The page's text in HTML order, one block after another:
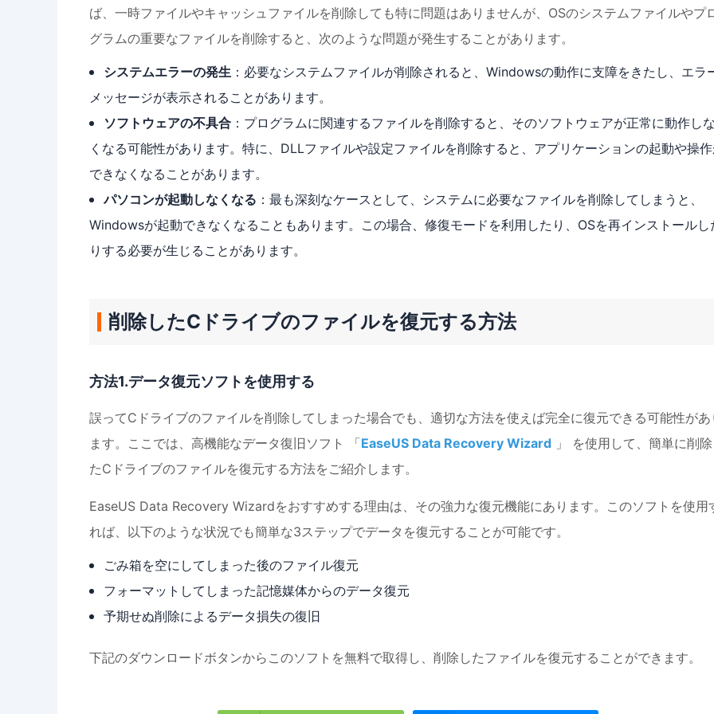
ば、一時ファイルやキャッシュファイルを削除しても特に問題はありませんが、OSのシステムファイルやプ
グラムの重要なファイルを削除すると、次のような問題が発生することがあります。
システムエラーの発生 ：必要なシステムファイルが削除されると、Windowsの動作に支障をきたし、エラ
メッセージが表示されることがあります。
ソフトウェアの不具合 ：プログラムに関連するファイルを削除すると、そのソフトウェアが正常に動作しな
くなる可能性があります。特に、DLLファイルや設定ファイルを削除すると、アプリケーションの起動や操
できなくなることがあります。
パソコンが起動しなくなる ：最も深刻なケースとして、システムに必要なファイルを削除してしまうと、
Windowsが起動できなくなることもあります。この場合、修復モードを利用したり、OSを再インストールし
りする必要が生じることがあります。
削除したCドライブのファイルを復元する方法
方法1.データ復元ソフトを使用する
誤ってCドライブのファイルを削除してしまった場合でも、適切な方法を使えば完全に復元できる可能性があ
ます。ここでは、高機能なデータ復旧ソフト 「EaseUS Data Recovery Wizard 」 を使用して、簡単に削除
たCドライブのファイルを復元する方法をご紹介します。
EaseUS Data Recovery Wizardをおすすめする理由は、その強力な復元機能にあります。このソフトを使用
れば、以下のような状況でも簡単な3ステップでデータを復元することが可能です。
ごみ箱を空にしてしまった後のファイル復元
フォーマットしてしまった記憶媒体からのデータ復元
予期せぬ削除によるデータ損失の復旧
下記のダウンロードボタンからこのソフトを無料で取得し、削除したファイルを復元することができます。